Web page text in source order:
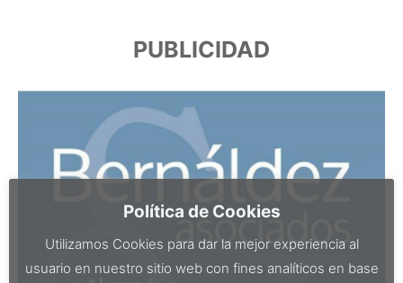
PUBLICIDAD
Política de Cookies
Utilizamos Cookies para dar la mejor experiencia al
usuario en nuestro sitio web con fines analíticos en base